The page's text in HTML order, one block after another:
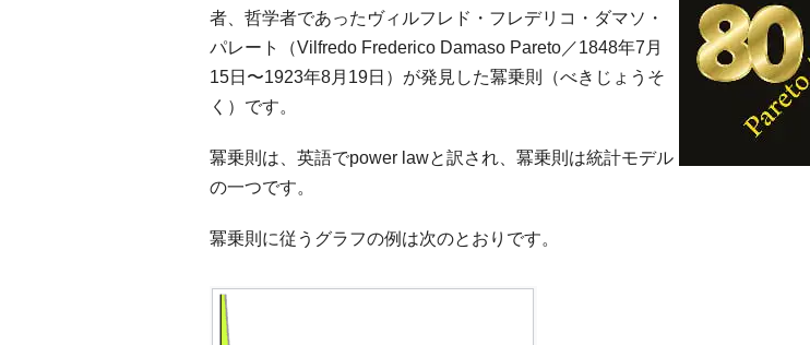
者、哲学者であったヴィルフレド・フレデリコ・ダマソ・
パレート（Vilfredo Frederico Damaso Pareto／1848年7月
15日〜1923年8月19日）が発見した冪乗則（べきじょうそ
く）です。
冪乗則は、英語でpower lawと訳され、冪乗則は統計モデル
の一つです。
冪乗則に従うグラフの例は次のとおりです。